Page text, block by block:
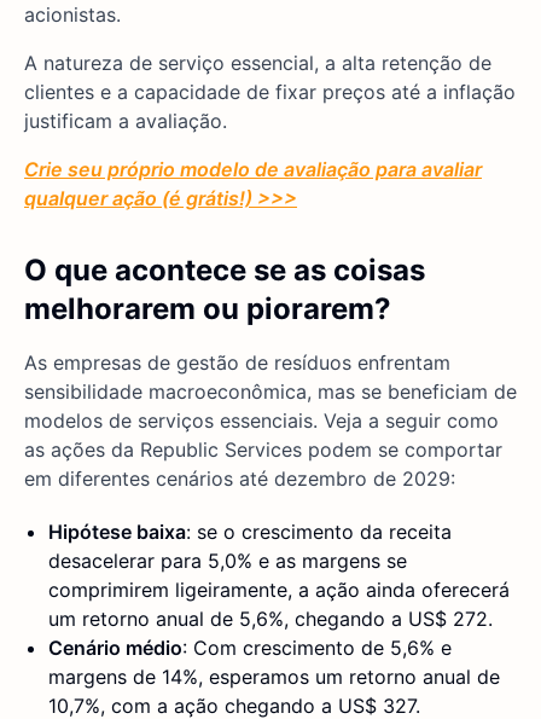
acionistas.
A natureza de serviço essencial, a alta retenção de
clientes e a capacidade de fixar preços até a inflação
justificam a avaliação.
Crie seu próprio modelo de avaliação para avaliar
qualquer ação (é grátis!) >>>
O que acontece se as coisas
melhorarem ou piorarem?
As empresas de gestão de resíduos enfrentam
sensibilidade macroeconômica, mas se beneficiam de
modelos de serviços essenciais. Veja a seguir como
as ações da Republic Services podem se comportar
em diferentes cenários até dezembro de 2029:
Hipótese baixa: se o crescimento da receita
desacelerar para 5,0% e as margens se
comprimirem ligeiramente, a ação ainda oferecerá
um retorno anual de 5,6%, chegando a US$ 272.
Cenário médio: Com crescimento de 5,6% e
margens de 14%, esperamos um retorno anual de
10,7%, com a ação chegando a US$ 327.